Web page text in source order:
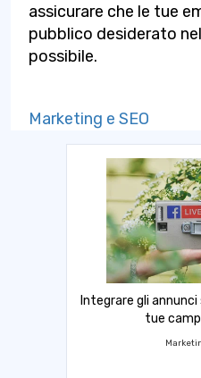
assicurare che le tue
pubblico desiderato
possibile.
Marketing e SEO
Integrare gli
tue